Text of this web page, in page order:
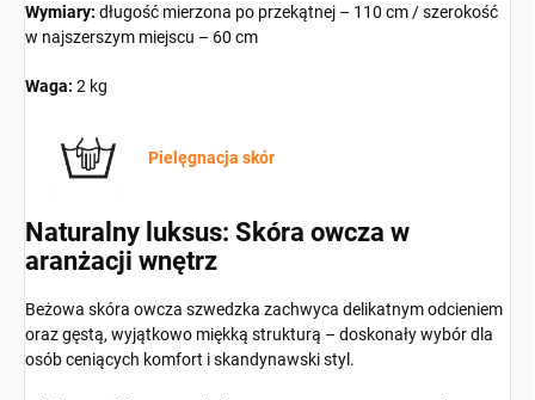
Wymiary: długość mierzona po przekątnej – 110 cm / szerokość
w najszerszym miejscu – 60 cm
Waga: 2 kg
Pielęgnacja skór
Naturalny luksus: Skóra owcza w
aranżacji wnętrz
Beżowa skóra owcza szwedzka zachwyca delikatnym odcieniem
oraz gęstą, wyjątkowo miękką strukturą – doskonały wybór dla
osób ceniących komfort i skandynawski styl.